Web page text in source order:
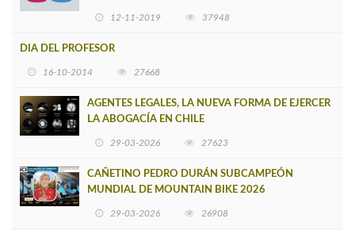
12-11-2019 37948
DIA DEL PROFESOR
16-10-2014 27668
AGENTES LEGALES, LA NUEVA FORMA DE EJERCER
LA ABOGACÍA EN CHILE
29-03-2026 27623
CAÑETINO PEDRO DURÁN SUBCAMPEÓN
MUNDIAL DE MOUNTAIN BIKE 2026
29-03-2026 26908